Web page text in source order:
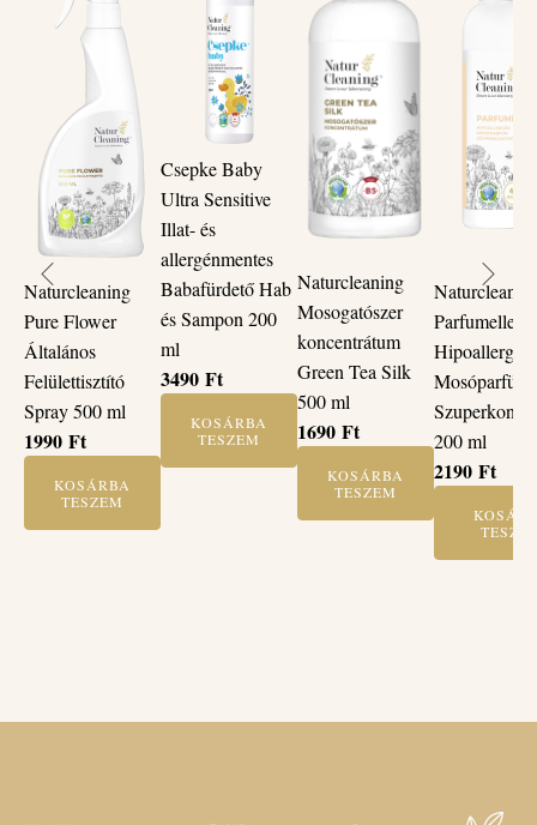
Naturcleaning
Pure Flower
Általános
Felülettisztító
Spray 500 ml
1990 Ft
KOSÁRBA
TESZEM
Csepke Baby
Ultra Sensitive
Illat- és
allergénmentes
Babafürdető Hab
és Sampon 200
ml
3490 Ft
KOSÁRBA
TESZEM
Naturcleaning
Mosogatószer
koncentrátum
Green Tea Silk
500 ml
1690 Ft
KOSÁRBA
TESZEM
Parfumelle
Hipoallergén
Mosóparfüm
200 ml
2190 Ft